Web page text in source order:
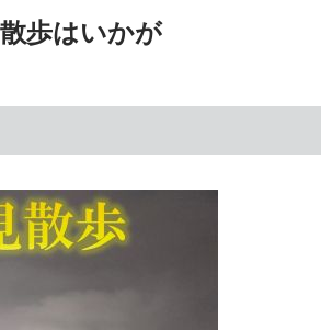
歩はいかが